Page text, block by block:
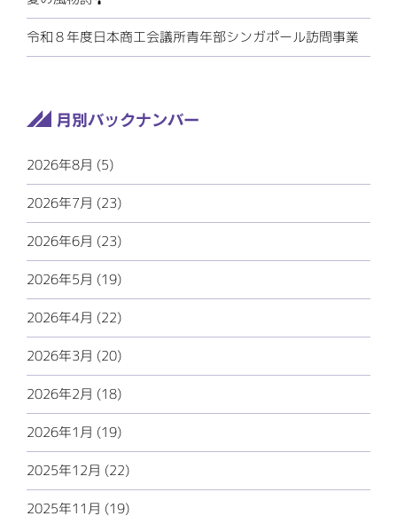
令和８年度日本商工会議所青年部シンガポール訪問事業
2026年8月 (5)
2026年7月 (23)
2026年6月 (23)
2026年5月 (19)
2026年4月 (22)
2026年3月 (20)
2026年2月 (18)
2026年1月 (19)
2025年12月 (22)
2025年11月 (19)